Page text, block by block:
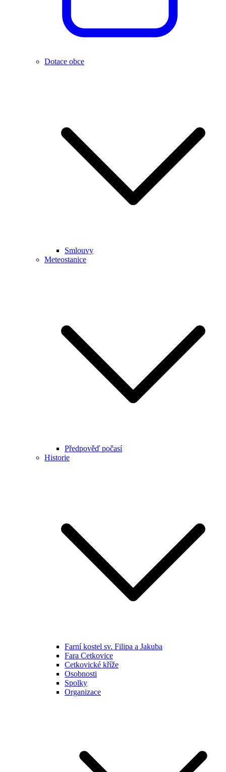
Dotace obce
Smlouvy
Meteostanice
Předpověď počasí
Historie
Farní kostel sv. Filipa a Jakuba
Fara Cetkovice
Cetkovické kříže
Osobnosti
Spolky
Organizace